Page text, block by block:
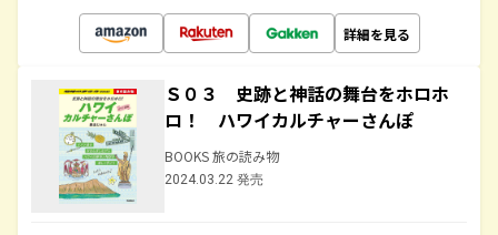
詳細を見る
Ｓ０３ 史跡と神話の舞台をホロホ
ロ！ ハワイカルチャーさんぽ
BOOKS 旅の読み物
2024.03.22 発売